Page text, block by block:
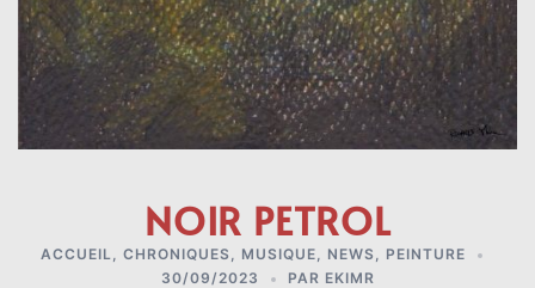
NOIR PETROL
ACCUEIL, CHRONIQUES , MUSIQUE, NEWS , PEINTURE
30/09/2023
PAR EKIMR